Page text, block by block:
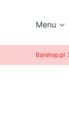
Menu
Barshop.pl